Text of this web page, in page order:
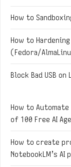
How to
How to
(Fedora/
Block Bad USB
How to Automate
of 100 Free AI
How to create
NotebookLM’s